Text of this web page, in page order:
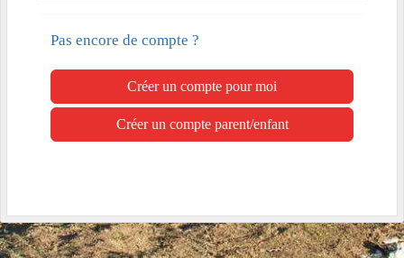
Pas encore de compte ?
Créer un compte pour moi
Créer un compte parent/enfant